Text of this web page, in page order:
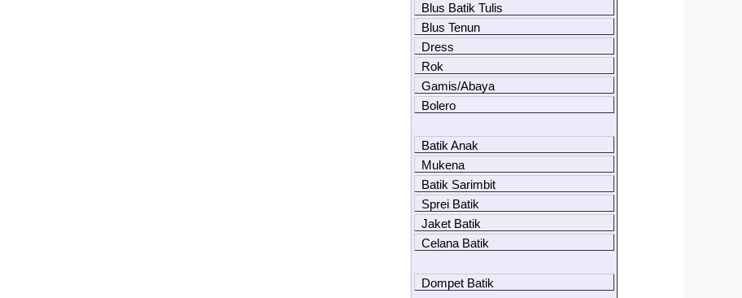
Blus Batik Tulis
Blus Tenun
Dress
Rok
Gamis/Abaya
Bolero
Batik Anak
Mukena
Batik Sarimbit
Sprei Batik
Jaket Batik
Celana Batik
Dompet Batik